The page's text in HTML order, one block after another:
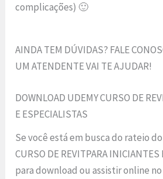
complicações) 🙂
AINDA TEM DÚVIDAS? FALE
UM ATENDENTE VAI TE AJUDAR!
DOWNLOAD UDEMY CURSO DE
E ESPECIALISTAS
Se você está em busca do rateio
CURSO DE REVITPARA INICIANTES
para download ou assistir online